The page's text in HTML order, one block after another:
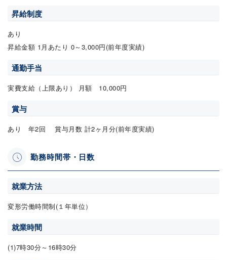
昇給制度
あり
昇給金額 1月あたり 0～3,000円(前年度実績)
通勤手当
実費支給（上限あり） 月額 10,000円
賞与
あり 年2回 賞与月数 計2ヶ月分(前年度実績)
勤務時間帯・日数
就業方法
変形労働時間制(１年単位）
就業時間
(1)7時30分～16時30分